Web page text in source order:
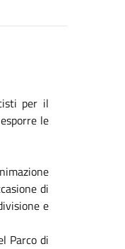
per il
le
di
e
Parco di